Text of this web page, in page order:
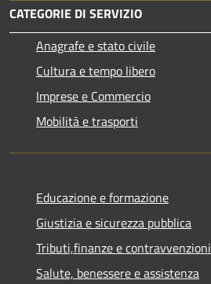
CATEGORIE DI SERVIZIO
Anagrafe e stato civile
Cultura e tempo libero
Imprese e Commercio
Mobilità e trasporti
Educazione e formazione
Giustizia e sicurezza pubblica
Tributi,finanze e contravvenzioni
Salute, benessere e assistenza